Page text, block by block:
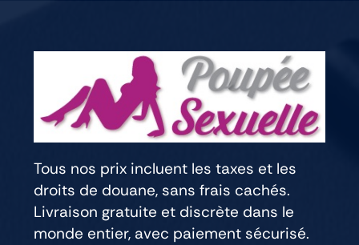
Tous nos prix incluent les taxes et les
droits de douane, sans frais cachés.
Livraison gratuite et discrète dans le
monde entier, avec paiement sécurisé.